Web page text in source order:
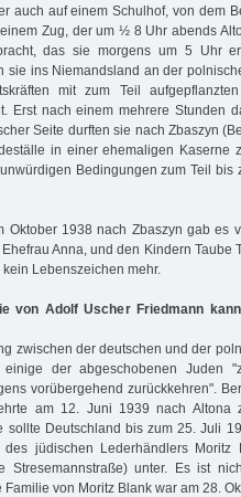
auch auf einem Schulhof, von dem
Zug, der um ½ 8 Uhr abends
das sie morgens um 5 Uhr
sie ins Niemandsland an der
mit zum Teil
Erst nach einem mehrere Stunden
Seite durften sie nach Zbaszyn
in einer ehemaligen Kaserne
Bedingungen zum Teil bis
Oktober 1938 nach Zbaszyn gab es
Anna, und den Kindern Taube
Lebenszeichen mehr.
von Adolf Uscher Friedmann
zwischen der deutschen und der
der abgeschobenen Juden
vorübergehend zurückkehren".
am 12. Juni 1939 nach Altona
sollte Deutschland bis zum 25. Juli
jüdischen Lederhändlers Moritz
Stresemannstraße) unter. Es ist
von Moritz Blank war am 28.